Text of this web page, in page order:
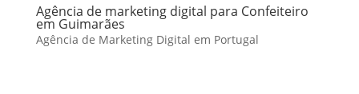
Agência de marketing digital para Confeiteiro
em Guimarães
Agência de Marketing Digital em Portugal